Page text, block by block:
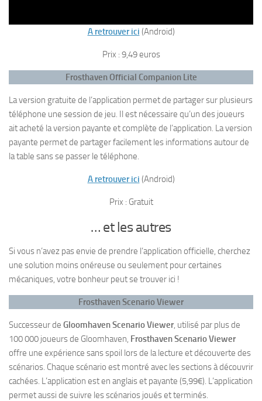
A retrouver ici (Android)
Prix : 9,49 euros
Frosthaven Official Companion Lite
La version gratuite de l’application permet de partager sur plusieurs
téléphone une session de jeu. Il est nécessaire qu’un des joueurs
ait acheté la version payante et complète de l’application. La version
payante permet de partager facilement les informations autour de
la table sans se passer le téléphone.
A retrouver ici (Android)
Prix : Gratuit
… et les autres
Si vous n’avez pas envie de prendre l’application officielle, cherchez
une solution moins onéreuse ou seulement pour certaines
mécaniques, votre bonheur peut se trouver ici !
Frosthaven Scenario Viewer
Successeur de Gloomhaven Scenario Viewer, utilisé par plus de
100 000 joueurs de Gloomhaven, Frosthaven Scenario Viewer
offre une expérience sans spoil lors de la lecture et découverte des
scénarios. Chaque scénario est montré avec les sections à découvrir
cachées. L’application est en anglais et payante (5,99€). L’application
permet aussi de suivre les scénarios joués et terminés.